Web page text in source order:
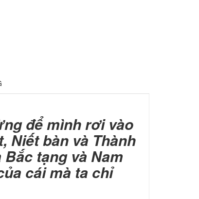
để mình rơi vào
Niết bàn và Thành
tạng và Nam
cái mà ta chỉ